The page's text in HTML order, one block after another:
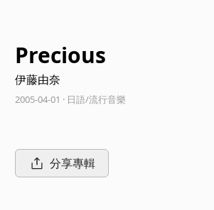
Precious
伊藤由奈
2005-04-01 · 日語/流行音樂
分享專輯